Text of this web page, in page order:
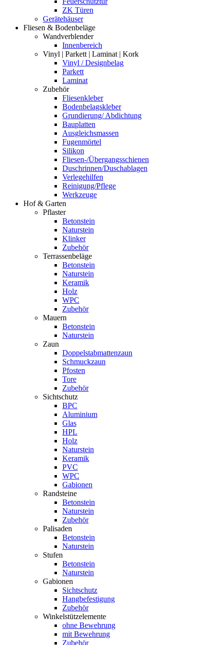
ZK Türen
Gerätehäuser
Fliesen & Bodenbeläge
Wandverblender
Innenbereich
Vinyl | Parkett | Laminat | Kork
Vinyl / Designbelag
Parkett
Laminat
Zubehör
Fliesenkleber
Bodenbelagskleber
Grundierung/ Abdichtung
Bauplatten
Ausgleichsmassen
Fugenmörtel
Silikon
Fliesen-/Übergangsschienen
Duschrinnen/Duschablagen
Verlegehilfen
Reinigung/Pflege
Werkzeuge
Hof & Garten
Pflaster
Betonstein
Naturstein
Klinker
Zubehör
Terrassenbeläge
Betonstein
Naturstein
Keramik
Holz
WPC
Zubehör
Mauern
Betonstein
Naturstein
Zaun
Doppelstabmattenzaun
Schmuckzaun
Pfosten
Tore
Zubehör
Sichtschutz
BPC
Aluminium
Glas
HPL
Holz
Naturstein
Keramik
PVC
WPC
Gabionen
Randsteine
Betonstein
Naturstein
Zubehör
Palisaden
Betonstein
Naturstein
Stufen
Betonstein
Naturstein
Gabionen
Sichtschutz
Hangbefestigung
Zubehör
Winkelstützelemente
ohne Bewehrung
mit Bewehrung
Zubehör